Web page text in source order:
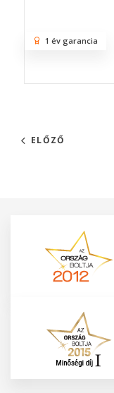
1 év garancia
ELŐZŐ